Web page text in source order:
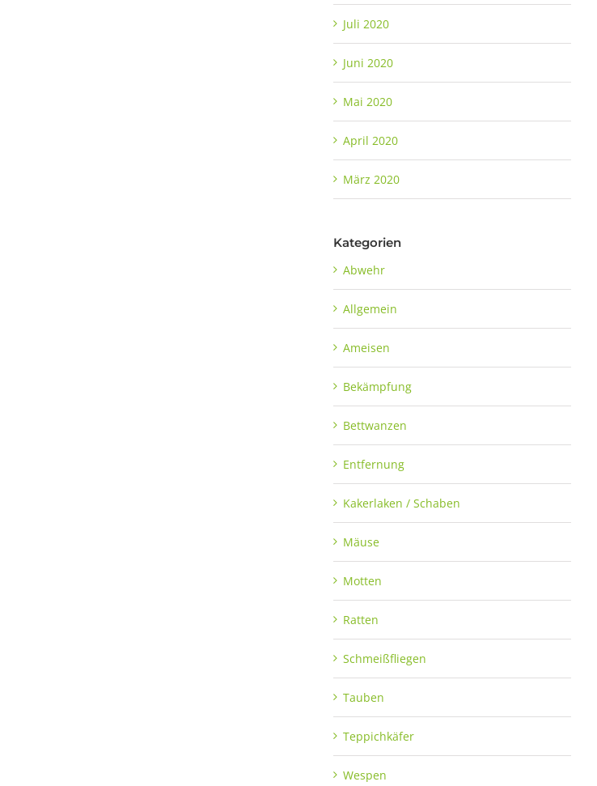
Juli 2020
Juni 2020
Mai 2020
April 2020
März 2020
Kategorien
Abwehr
Allgemein
Ameisen
Bekämpfung
Bettwanzen
Entfernung
Kakerlaken / Schaben
Mäuse
Motten
Ratten
Schmeißfliegen
Tauben
Teppichkäfer
Wespen